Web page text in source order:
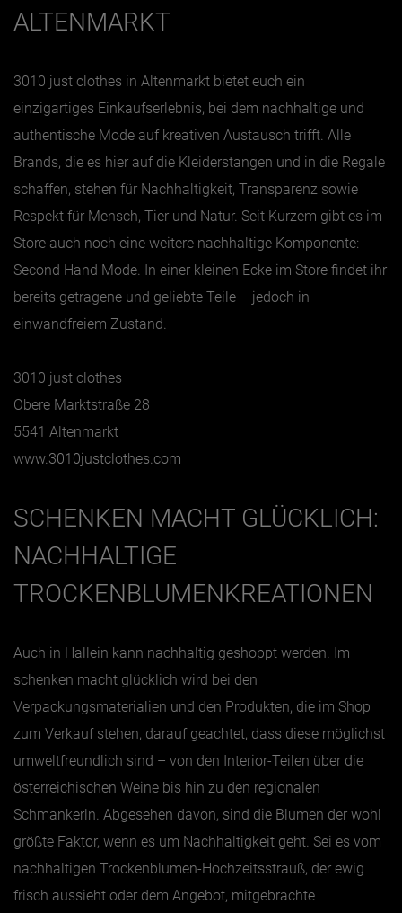
ALTENMARKT
3010 just clothes in Altenmarkt bietet euch ein
einzigartiges Einkaufserlebnis, bei dem nachhaltige und
authentische Mode auf kreativen Austausch trifft. Alle
Brands, die es hier auf die Kleiderstangen und in die Regale
schaffen, stehen für Nachhaltigkeit, Transparenz sowie
Respekt für Mensch, Tier und Natur. Seit Kurzem gibt es im
Store auch noch eine weitere nachhaltige Komponente:
Second Hand Mode. In einer kleinen Ecke im Store findet ihr
bereits getragene und geliebte Teile – jedoch in
einwandfreiem Zustand.
3010 just clothes
Obere Marktstraße 28
5541 Altenmarkt
www.3010justclothes.com
SCHENKEN MACHT GLÜCKLICH:
NACHHALTIGE
TROCKENBLUMENKREATIONEN
Auch in Hallein kann nachhaltig geshoppt werden. Im
schenken macht glücklich wird bei den
Verpackungsmaterialien und den Produkten, die im Shop
zum Verkauf stehen, darauf geachtet, dass diese möglichst
umweltfreundlich sind – von den Interior-Teilen über die
österreichischen Weine bis hin zu den regionalen
Schmankerln. Abgesehen davon, sind die Blumen der wohl
größte Faktor, wenn es um Nachhaltigkeit geht. Sei es vom
nachhaltigen Trockenblumen-Hochzeitsstrauß, der ewig
frisch aussieht oder dem Angebot, mitgebrachte